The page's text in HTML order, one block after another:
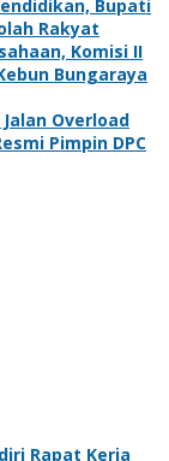
Bupati
Rakyat
Komisi II
Bungaraya
Overload
Pimpin DPC
Rapat Kerja